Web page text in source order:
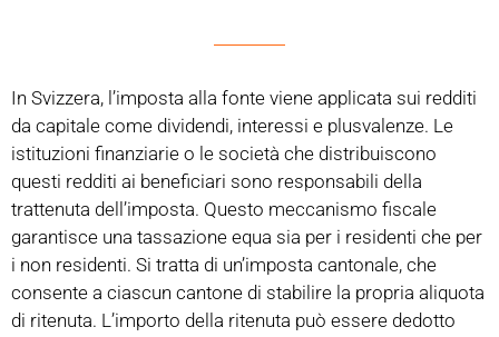
In Svizzera, l’imposta alla fonte viene applicata sui redditi
da capitale come dividendi, interessi e plusvalenze. Le
istituzioni finanziarie o le società che distribuiscono
questi redditi ai beneficiari sono responsabili della
trattenuta dell’imposta. Questo meccanismo fiscale
garantisce una tassazione equa sia per i residenti che per
i non residenti. Si tratta di un’imposta cantonale, che
consente a ciascun cantone di stabilire la propria aliquota
di ritenuta. L’importo della ritenuta può essere dedotto